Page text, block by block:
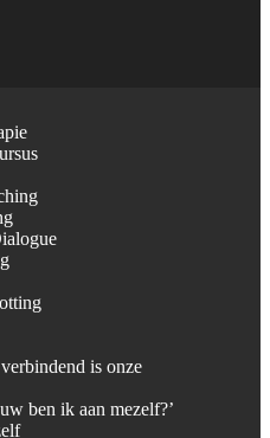
is onze
ben ik aan mezelf?’